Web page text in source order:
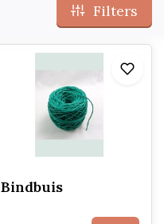
Filters
Bindbuis